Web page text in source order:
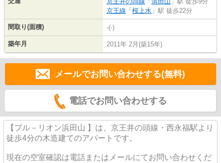
京王線 「 桜上水 」駅 徒歩22分
間取り(面積) -(-)
築年月 2011年 2月(築15年)
メールでお問い合わせする(無料)
電話でお問い合わせする
【プル－リオン浜田山 】は、京王井の頭線・西永福駅より
徒歩4分の木造建てのアパートです。
現在の空室確認は電話またはメールにてお問い合わせくだ